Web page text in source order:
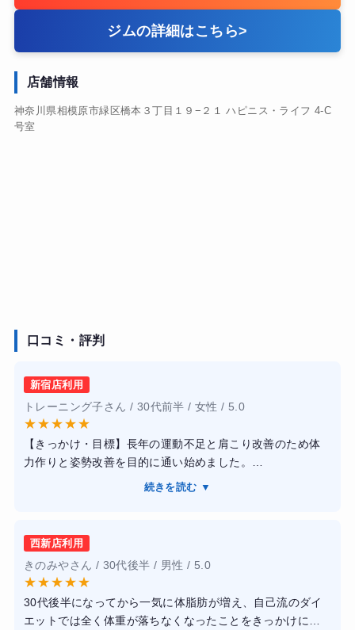
ジムの詳細はこちら>
店舗情報
神奈川県相模原市緑区橋本３丁目１９−２１ ハピニス・ライフ 4-C
号室
口コミ・評判
新宿店利用
トレーニング子さん / 30代前半 / 女性 / 5.0
★★★★★
【きっかけ・目標】長年の運動不足と肩こり改善のため体
力作りと姿勢改善を目的に通い始めました。
【感想】トレーナーの方は一人ひとりの体力や目標に合わ
備も整っており快適にトレーニングができます。
【結果・変化】3か月で体のコリが軽減され体力も向上しま
した。さらに自宅でもできるストレッチやトレーニング方
法を教えてもらえたため生活習慣の改善にもつながりまし
た。
続きを読む ▼
西新店利用
きのみやさん / 30代後半 / 男性 / 5.0
★★★★★
30代後半になってから一気に体脂肪が増え、自己流のダイ
エットでは全く体重が落ちなくなったことをきっかけに、